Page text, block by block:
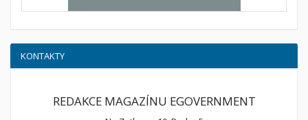
KONTAKTY
REDAKCE MAGAZÍNU EGOVERNMENT